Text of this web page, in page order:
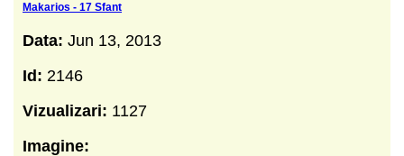
Makarios - 17 Sfant
Data: Jun 13, 2013
Id: 2146
Vizualizari: 1127
Imagine: